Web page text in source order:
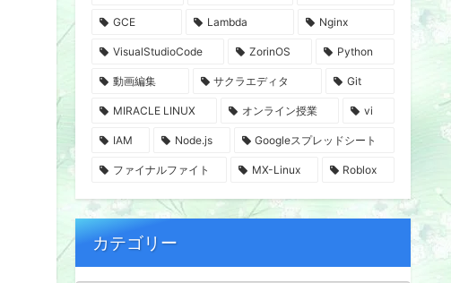
GCE Lambda Nginx
VisualStudioCode ZorinOS Python
動画編集 サクラエディタ Git
MIRACLE LINUX オンライン授業 vi
IAM Node.js Googleスプレッドシート
ファイナルファイト MX-Linux Roblox
カテゴリー